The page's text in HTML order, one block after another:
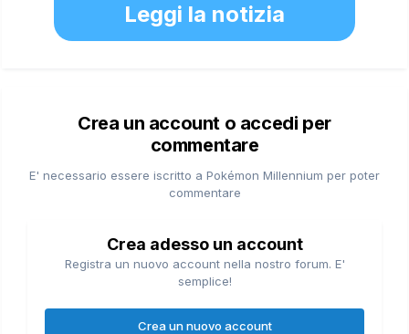
Leggi la notizia
Crea un account o accedi per
commentare
E' necessario essere iscritto a Pokémon Millennium per poter
commentare
Crea adesso un account
Registra un nuovo account nella nostro forum. E'
semplice!
Crea un nuovo account